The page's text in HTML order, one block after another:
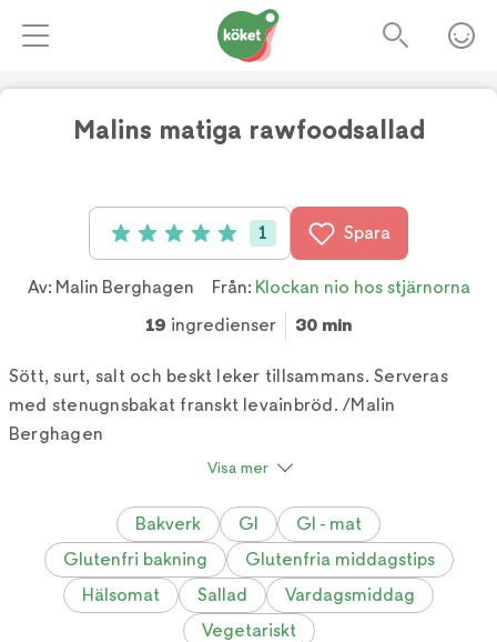
Malins matiga rawfoodsallad
Betyg: 5 av 5 (1 röster)
1 Spara
Av: Malin Berghagen Från: Klockan nio hos stjärnorna
19 ingredienser 30 min
Sött, surt, salt och beskt leker tillsammans. Serveras
med stenugnsbakat franskt levainbröd. /Malin
Berghagen
Visa mer
Bakverk GI
GI - mat
Glutenfri bakning
Glutenfria middagstips
Hälsomat
Sallad
Vardagsmiddag
Vegetariskt